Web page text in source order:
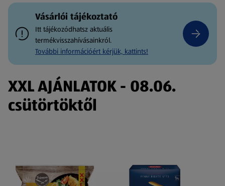
Vásárlói tájékoztató
Itt tájékozódhatsz aktuális
termékvisszahívásainkról.
További információért kérjük, kattints!
XXL AJÁNLATOK - 08.06.
csütörtöktől